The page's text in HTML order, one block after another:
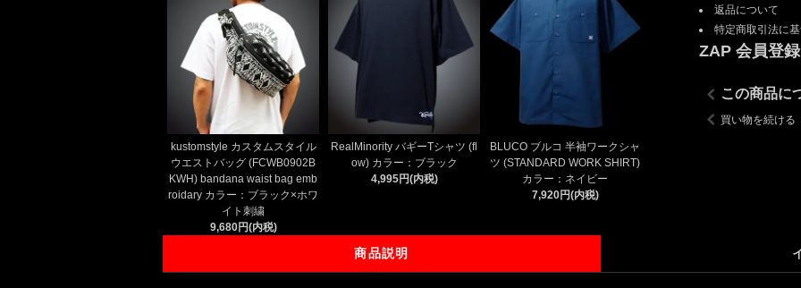
kustomstyle カスタムスタイル
ウエストバッグ (FCWB0902B
KWH) bandana waist bag emb
roidary カラー：ブラック×ホワ
イト刺繍
9,680円(内税)
RealMinority バギーTシャツ (fl
ow) カラー：ブラック
4,995円(内税)
BLUCO ブルコ 半袖ワークシャ
ツ (STANDARD WORK SHIRT)
カラー：ネイビー
7,920円(内税)
返品について
特定商取引法に
ZAP 会員登
この商品に
買い物を続ける
商品説明